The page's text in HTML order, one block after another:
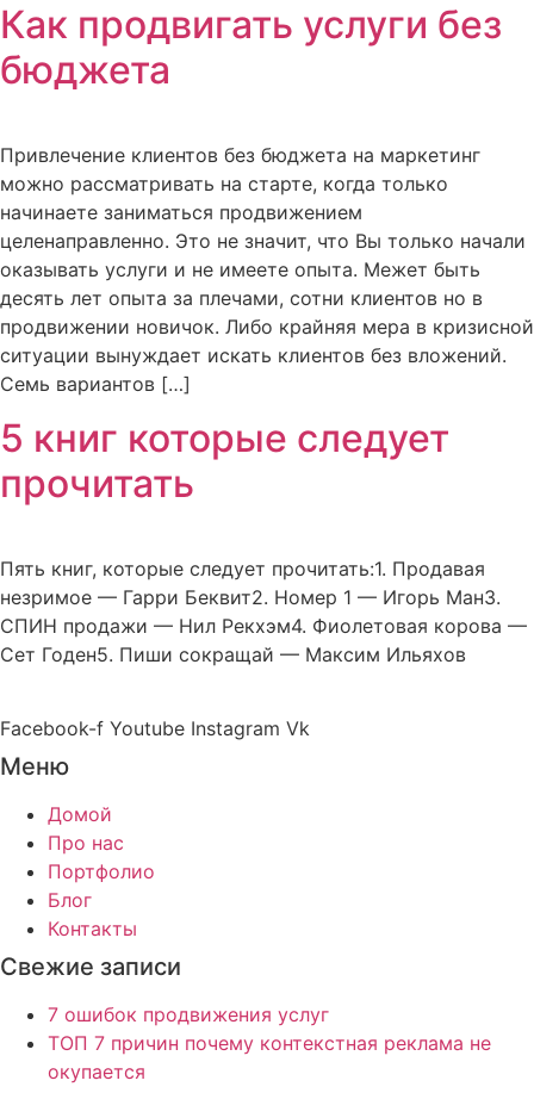
Как продвигать услуги без
бюджета
Привлечение клиентов без бюджета на маркетинг
можно рассматривать на старте, когда только
начинаете заниматься продвижением
целенаправленно. Это не значит, что Вы только начали
оказывать услуги и не имеете опыта. Межет быть
десять лет опыта за плечами, сотни клиентов но в
продвижении новичок. Либо крайняя мера в кризисной
ситуации вынуждает искать клиентов без вложений.
Семь вариантов […]
5 книг которые следует
прочитать
Пять книг, которые следует прочитать:1. Продавая
незримое — Гарри Беквит2. Номер 1 — Игорь Ман3.
СПИН продажи — Нил Рекхэм4. Фиолетовая корова —
Сет Годен5. Пиши сокращай — Максим Ильяхов
Facebook-f Youtube Instagram Vk
Меню
Домой
Про нас
Портфолио
Блог
Контакты
Свежие записи
7 ошибок продвижения услуг
ТОП 7 причин почему контекстная реклама не
окупается